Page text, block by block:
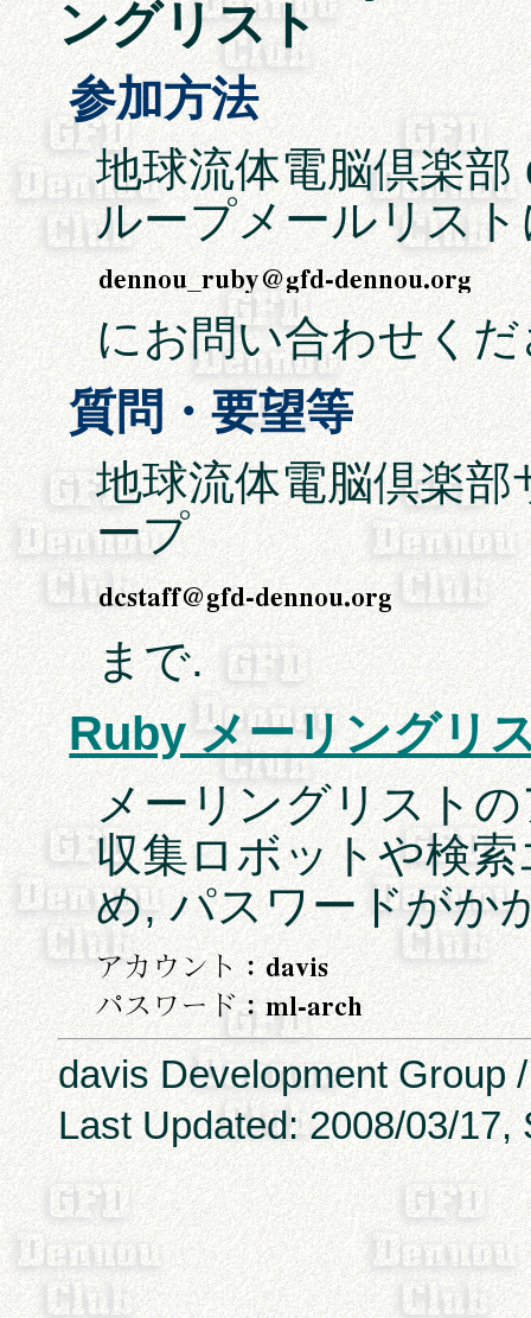
ングリスト
参加方法
地球流体電脳倶楽
ループメールリス
にお問い合わせく
質問・要望等
地球流体電脳倶楽
ープ
まで.
Ruby メーリングリ
メーリングリスト
収集ロボットや検
め, パスワードがか
davis Development Group
Last Updated: 2008/03/17,